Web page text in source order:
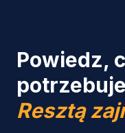
Powiedz,
Resztą